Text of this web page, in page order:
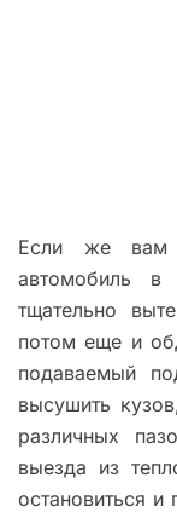
Если же вам
автомобиль
тщательно
потом еще и
подаваемый
высушить
различных
выезда из
остановиться и